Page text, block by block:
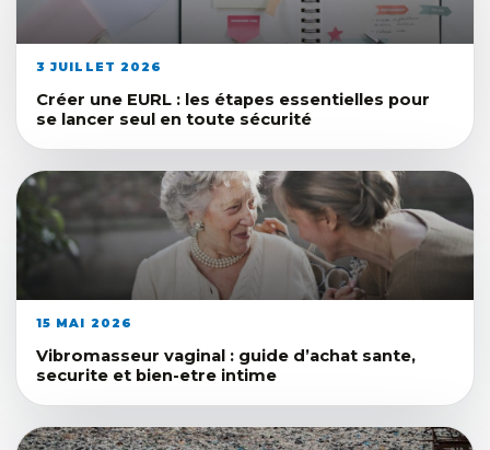
3 JUILLET 2026
Créer une EURL : les étapes essentielles pour
se lancer seul en toute sécurité
15 MAI 2026
Vibromasseur vaginal : guide d’achat sante,
securite et bien-etre intime